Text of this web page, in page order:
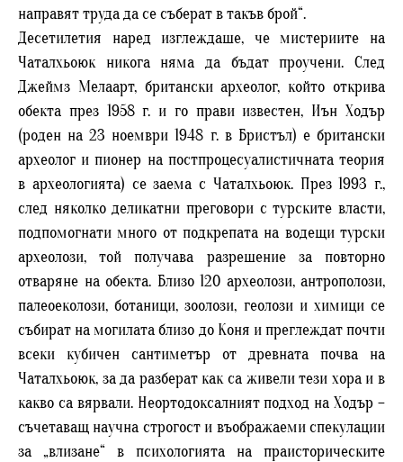
направят труда да се съберат в такъв брой“.
Десетилетия наред изглеждаше, че мистериите на
Чаталхьоюк никога няма да бъдат проучени. След
Джеймз Мелаарт, британски археолог, който открива
обекта през 1958 г. и го прави известен, Иън Ходър
(роден на 23 ноември 1948 г. в Бристъл) е британски
археолог и пионер на постпроцесуалистичната теория
в археологията) се заема с Чаталхьоюк. През 1993 г.,
след няколко деликатни преговори с турските власти,
подпомогнати много от подкрепата на водещи турски
археолози, той получава разрешение за повторно
отваряне на обекта. Близо 120 археолози, антрополози,
палеоеколози, ботаници, зоолози, геолози и химици се
събират на могилата близо до Коня и преглеждат почти
всеки кубичен сантиметър от древната почва на
Чаталхьоюк, за да разберат как са живели тези хора и в
какво са вярвали. Неортодоксалният подход на Ходър –
съчетаващ научна строгост и въображаеми спекулации
за „влизане“ в психологията на праисторическите